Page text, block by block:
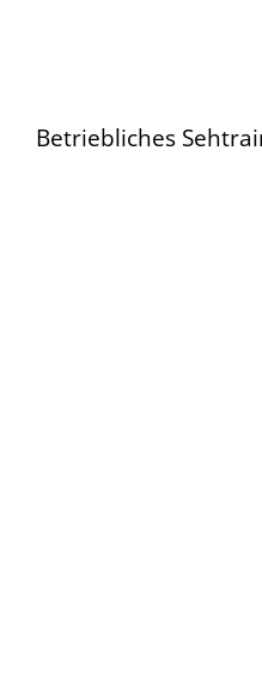
Betriebliches